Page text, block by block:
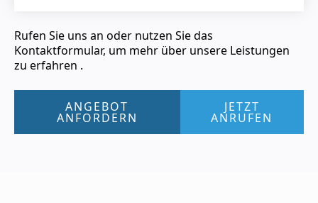
Rufen Sie uns an oder nutzen Sie das
Kontaktformular, um mehr über unsere Leistungen
zu erfahren .
ANGEBOT
ANFORDERN
JETZT
ANRUFEN